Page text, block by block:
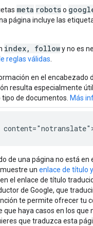
meta robotso
página incluye las
index, followy no es
reglas válidas
en el encabezado
resulta especialmente
de documentos. Más
de una página no está
un enlace de título
el enlace de título
de Google, que
te permite ofrecer tu
que haya casos en los
que traduzca esta